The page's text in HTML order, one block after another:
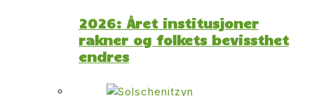
2026: Året institusjoner
rakner og folkets bevissthet
endres